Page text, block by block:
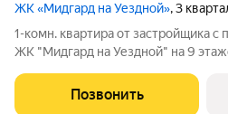
ЖК «Мидгард на Уездной», 3
1-комн. квартира от застройщика с
ЖК "Мидгард на Уездной" на 9
15.74 кв.м. Все окна выходят на
лоджия,
Позвонить